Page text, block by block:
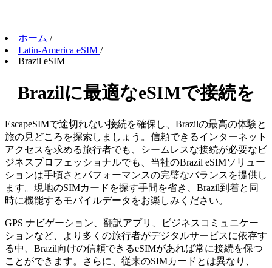
ホーム /
Latin-America eSIM /
Brazil eSIM
Brazilに最適なeSIMで接続を
EscapeSIMで途切れない接続を確保し、Brazilの最高の体験と
旅の見どころを探索しましょう。信頼できるインターネット
アクセスを求める旅行者でも、シームレスな接続が必要なビ
ジネスプロフェッショナルでも、当社のBrazil eSIMソリュー
ションは手頃さとパフォーマンスの完璧なバランスを提供し
ます。現地のSIMカードを探す手間を省き、Brazil到着と同
時に機能するモバイルデータをお楽しみください。
GPS ナビゲーション、翻訳アプリ、ビジネスコミュニケー
ションなど、より多くの旅行者がデジタルサービスに依存す
る中、Brazil向けの信頼できるeSIMがあれば常に接続を保つ
ことができます。さらに、従来のSIMカードとは異なり、